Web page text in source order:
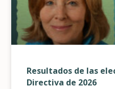
Resultados de las
Directiva de 2026